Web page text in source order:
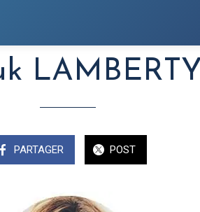
LAMBERTY
PARTAGER POST